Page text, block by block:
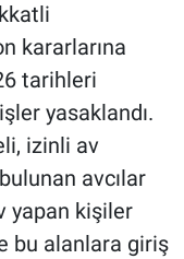
kararlarına
tarihleri
yasaklandı.
izinli av
avcılar
yapan kişiler
bu alanlara giriş